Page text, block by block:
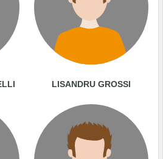
LISANDRU GROSSI